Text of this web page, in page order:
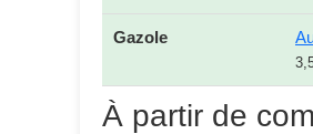
Gazole
À partir de